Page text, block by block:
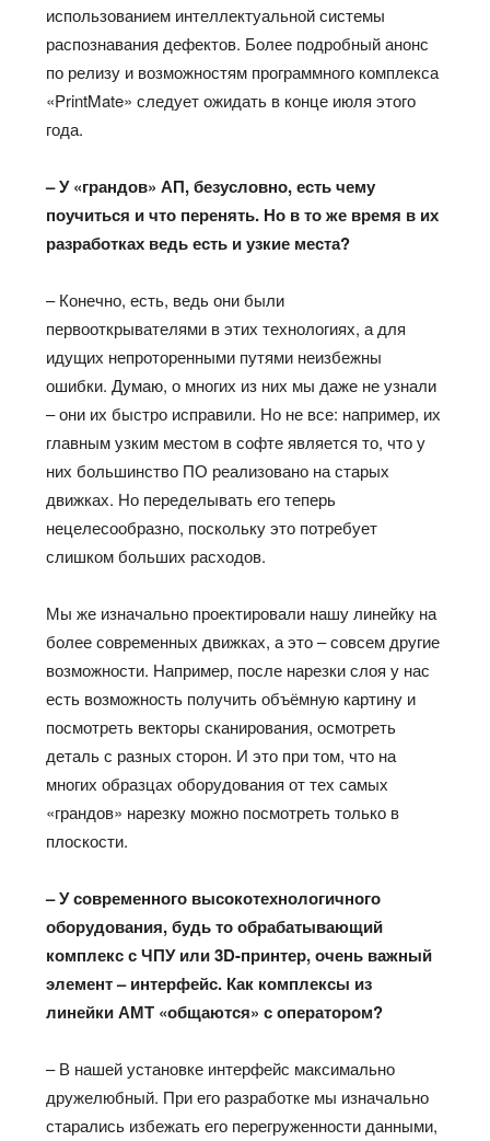
использованием интеллектуальной системы
распознавания дефектов. Более подробный анонс
по релизу и возможностям программного комплекса
«PrintMate» следует ожидать в конце июля этого
года.
– У «грандов» АП, безусловно, есть чему
поучиться и что перенять. Но в то же время в их
разработках ведь есть и узкие места?
– Конечно, есть, ведь они были
первооткрывателями в этих технологиях, а для
идущих непроторенными путями неизбежны
ошибки. Думаю, о многих из них мы даже не узнали
– они их быстро исправили. Но не все: например, их
главным узким местом в софте является то, что у
них большинство ПО реализовано на старых
движках. Но переделывать его теперь
нецелесообразно, поскольку это потребует
слишком больших расходов.
Мы же изначально проектировали нашу линейку на
более современных движках, а это – совсем другие
возможности. Например, после нарезки слоя у нас
есть возможность получить объёмную картину и
посмотреть векторы сканирования, осмотреть
деталь с разных сторон. И это при том, что на
многих образцах оборудования от тех самых
«грандов» нарезку можно посмотреть только в
плоскости.
– У современного высокотехнологичного
оборудования, будь то обрабатывающий
комплекс с ЧПУ или 3D-принтер, очень важный
элемент – интерфейс. Как комплексы из
линейки АМТ «общаются» с оператором?
– В нашей установке интерфейс максимально
дружелюбный. При его разработке мы изначально
старались избежать его перегруженности данными,